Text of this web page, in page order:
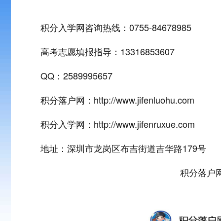
积分入学网咨询热线：0755-84678985
高考志愿填报指导：13316853607
QQ：2589995657
积分落户网： http://www.jifenluohu.com
积分入学网： http://www.jifenruxue.com
地址：深圳市龙岗区布吉街道吉华路179号
积分落户